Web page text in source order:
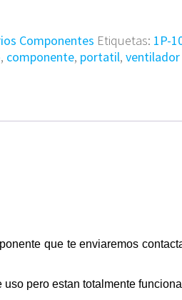
Componentes Etiquetas: 1P-
, componente, portatil, ventilador
que te enviaremos
pero estan totalmente